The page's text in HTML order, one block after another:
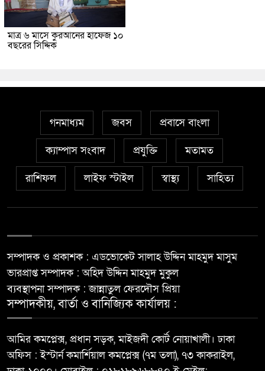
মাত্র ৬ মাসে কুরআনের হাফেজ ১০
বছরের সিদ্দিক
গনমাধ্যম জবস প্রবাসে বাংলা
ক্যাম্পাস সংবাদ প্রযুক্তি মতামত
রাশিফল লাইফ স্টাইল স্বাস্থ্য সাহিত্য
সম্পাদক ও প্রকাশক : এডভোকেট সালাহ উদ্দিন মাহমুদ মাসুম
ভারপ্রাপ্ত সম্পাদক : অহিদ উদ্দিন মাহমুদ মুকুল
ব্যবস্থাপনা সম্পাদক : জান্নাতুল ফেরদৌস প্রিয়া
সম্পাদকীয়, বার্তা ও বানিজ্যিক কার্যালয় :
আমির কমপ্লেক্স, প্রধান সড়ক, মাইজদী কোর্ট নোয়াখালী। ঢাকা
অফিস : ইস্টার্ন কমার্শিয়াল কমপ্লেক্স (৭ম তলা), ৭৩ কাকরাইল,